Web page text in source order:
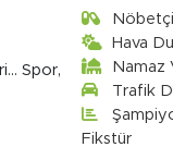
Spor,
Hava
Namaz
Trafik
Fikstür